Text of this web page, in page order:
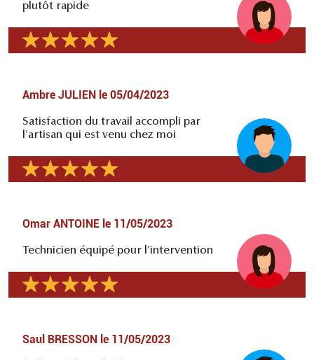
plutôt rapide
Ambre JULIEN le 05/04/2023
Satisfaction du travail accompli par
l'artisan qui est venu chez moi
Omar ANTOINE le 11/05/2023
Technicien équipé pour l'intervention
Saul BRESSON le 11/05/2023